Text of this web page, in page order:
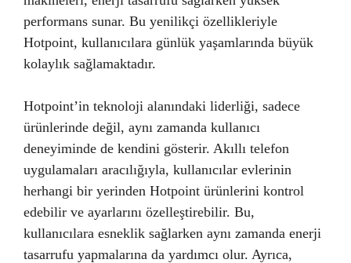
performans sunar. Bu yenilikçi özellikleriyle
Hotpoint, kullanıcılara günlük yaşamlarında büyük
kolaylık sağlamaktadır.
Hotpoint’in teknoloji alanındaki liderliği, sadece
ürünlerinde değil, aynı zamanda kullanıcı
deneyiminde de kendini gösterir. Akıllı telefon
uygulamaları aracılığıyla, kullanıcılar evlerinin
herhangi bir yerinden Hotpoint ürünlerini kontrol
edebilir ve ayarlarını özelleştirebilir. Bu,
kullanıcılara esneklik sağlarken aynı zamanda enerji
tasarrufu yapmalarına da yardımcı olur. Ayrıca,